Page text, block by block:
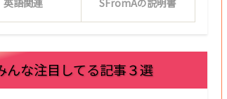
英語関連 SFromAの説明書
んな注目してる記事３選